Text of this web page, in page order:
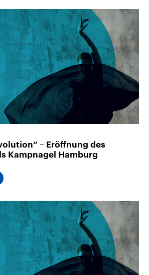
– Eröffnung des
Kampnagel Hamburg